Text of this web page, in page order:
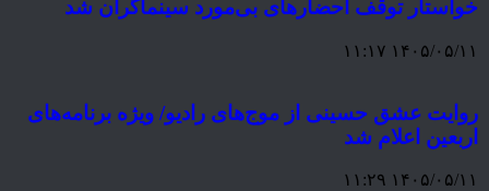
خواستار توقف احضارهای بی‌مورد سینماگران شد
۱۴۰۵/۰۵/۱۱ ۱۱:۱۷
روایت عشق حسینی از موج‌های رادیو/ ویژه ‌برنامه‌های
اربعین اعلام شد
۱۴۰۵/۰۵/۱۱ ۱۱:۲۹